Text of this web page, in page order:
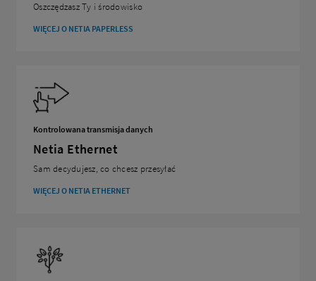
Oszczędzasz Ty i środowisko
WIĘCEJ O NETIA PAPERLESS
Kontrolowana transmisja danych
Netia Ethernet
Sam decydujesz, co chcesz przesyłać
WIĘCEJ O NETIA ETHERNET